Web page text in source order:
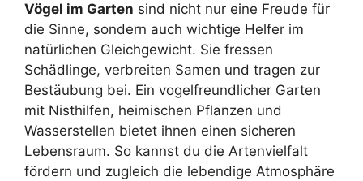
Vögel im Garten sind nicht nur eine Freude für
die Sinne, sondern auch wichtige Helfer im
natürlichen Gleichgewicht. Sie fressen
Schädlinge, verbreiten Samen und tragen zur
Bestäubung bei. Ein vogelfreundlicher Garten
mit Nisthilfen, heimischen Pflanzen und
Wasserstellen bietet ihnen einen sicheren
Lebensraum. So kannst du die Artenvielfalt
fördern und zugleich die lebendige Atmosphäre